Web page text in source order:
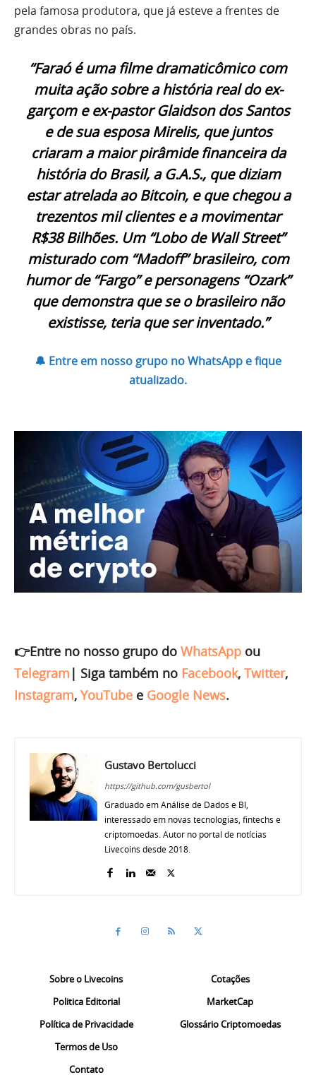
pela famosa produtora, que já esteve a frentes de
grandes obras no país.
“Faraó é uma filme dramaticômico com
muita ação sobre a história real do ex-
garçom e ex-pastor Glaidson dos Santos
e de sua esposa Mirelis, que juntos
criaram a maior pirâmide financeira da
história do Brasil, a G.A.S., que diziam
estar atrelada ao Bitcoin, e que chegou a
trezentos mil clientes e a movimentar
R$38 Bilhões. Um “Lobo de Wall Street”
misturado com “Madoff” brasileiro, com
humor de “Fargo” e personagens “Ozark”
que demonstra que se o brasileiro não
existisse, teria que ser inventado.”
🔔 Entre em nosso grupo no WhatsApp e fique
atualizado.
👉Entre no nosso grupo do WhatsApp ou
Telegram | Siga também no Facebook, Twitter,
Instagram, YouTube e Google News.
Gustavo Bertolucci
https://github.com/gusbertol
Graduado em Análise de Dados e BI,
interessado em novas tecnologias, fintechs e
criptomoedas. Autor no portal de notícias
Livecoins desde 2018.
Sobre o Livecoins
Politica Editorial
Política de Privacidade
Termos de Uso
Contato
Cotações
MarketCap
Glossário Criptomoedas